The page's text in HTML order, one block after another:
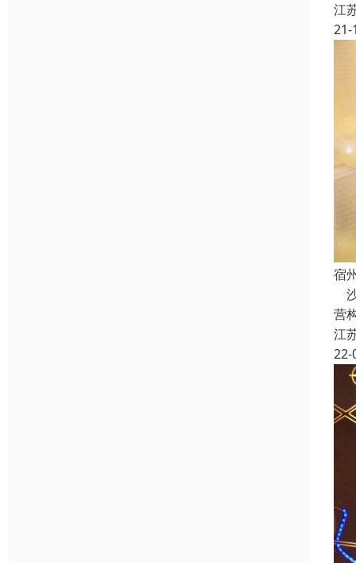
江
21-
宿
营
江
22-